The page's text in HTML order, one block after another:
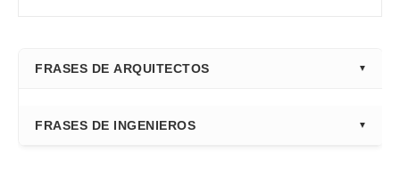
FRASES DE ARQUITECTOS
FRASES DE INGENIEROS